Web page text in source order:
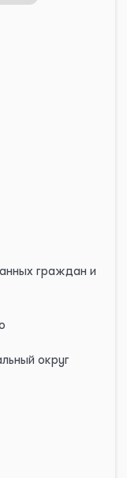
граждан и
округ